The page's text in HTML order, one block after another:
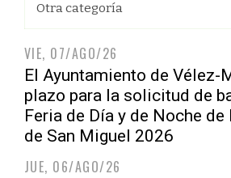
Otra categoría
VIE, 07/AGO/26
El Ayuntamiento de Vélez-
plazo para la solicitud de
Feria de Día y de Noche de
de San Miguel 2026
JUE, 06/AGO/26